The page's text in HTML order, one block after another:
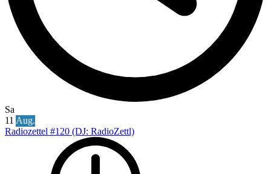
Sa
11 Aug.
Radiozettel #120 (DJ: RadioZettl)